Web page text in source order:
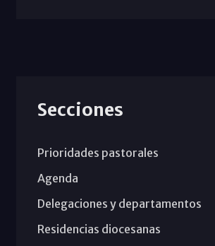
Secciones
Prioridades pastorales
Agenda
Delegaciones y departamentos
Residencias diocesanas